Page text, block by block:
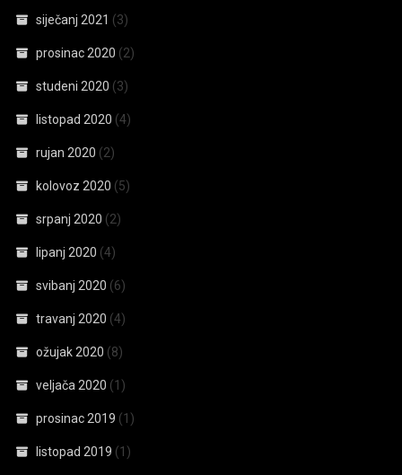
siječanj 2021 (3)
prosinac 2020 (2)
studeni 2020 (3)
listopad 2020 (4)
rujan 2020 (2)
kolovoz 2020 (5)
srpanj 2020 (2)
lipanj 2020 (4)
svibanj 2020 (6)
travanj 2020 (4)
ožujak 2020 (8)
veljača 2020 (1)
prosinac 2019 (1)
listopad 2019 (1)